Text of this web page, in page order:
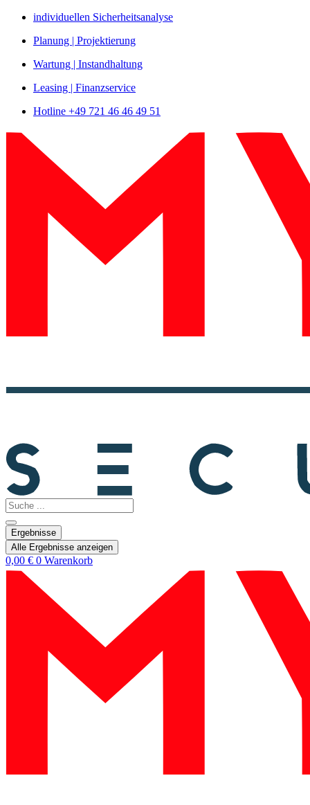
Zum
springen
individuellen Sicherheitsanalyse
Planung | Projektierung
Wartung | Instandhaltung
Leasing | Finanzservice
Hotline +49 721 46 46 49 51
Search
...
Ergebnisse
Alle Ergebnisse anzeigen
0,00 € 0 Warenkorb